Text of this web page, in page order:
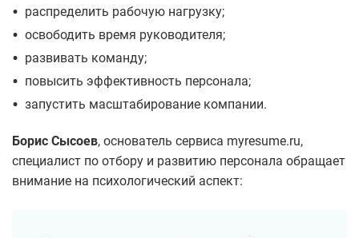
• распределить рабочую нагрузку;
• освободить время руководителя;
• развивать команду;
• повысить эффективность персонала;
• запустить масштабирование компании.
Борис Сысоев, основатель сервиса myresume.ru,
специалист по отбору и развитию персонала обращает
внимание на психологический аспект: